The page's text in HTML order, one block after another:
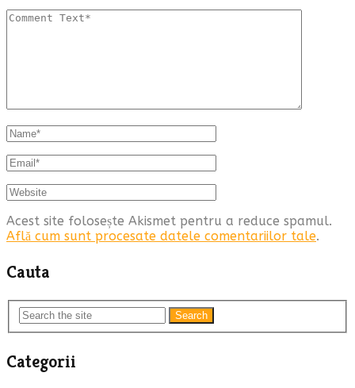
Acest site folosește Akismet pentru a reduce spamul.
Află cum sunt procesate datele comentariilor tale.
Cauta
Search
Categorii